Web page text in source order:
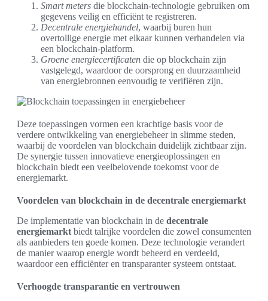
Smart meters die blockchain-technologie gebruiken om
gegevens veilig en efficiënt te registreren.
Decentrale energiehandel, waarbij buren hun
overtollige energie met elkaar kunnen verhandelen via
een blockchain-platform.
Groene energiecertificaten die op blockchain zijn
vastgelegd, waardoor de oorsprong en duurzaamheid
van energiebronnen eenvoudig te verifiëren zijn.
Deze toepassingen vormen een krachtige basis voor de
verdere ontwikkeling van energiebeheer in slimme steden,
waarbij de voordelen van blockchain duidelijk zichtbaar zijn.
De synergie tussen innovatieve energieoplossingen en
blockchain biedt een veelbelovende toekomst voor de
energiemarkt.
Voordelen van blockchain in de decentrale energiemarkt
De implementatie van blockchain in de decentrale
energiemarkt biedt talrijke voordelen die zowel consumenten
als aanbieders ten goede komen. Deze technologie verandert
de manier waarop energie wordt beheerd en verdeeld,
waardoor een efficiënter en transparanter systeem ontstaat.
Verhoogde transparantie en vertrouwen